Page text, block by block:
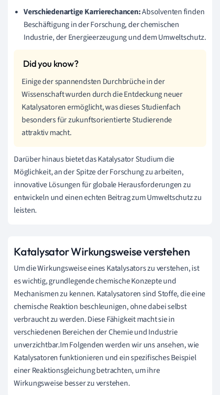
Verschiedenartige Karrierechancen:Absolventen finden
Beschäftigung in der Forschung, der chemischen
Industrie, der Energieerzeugung und dem Umweltschutz.
Einige der spannendsten Durchbrüche in der
Wissenschaft wurden durch die Entdeckung neuer
Katalysatoren ermöglicht, was dieses Studienfach
besonders für zukunftsorientierte Studierende
attraktiv macht.
Darüber hinaus bietet das Katalysator Studium die
Möglichkeit, an der Spitze der Forschung zu arbeiten,
innovative Lösungen für globale Herausforderungen zu
entwickeln und einen echten Beitrag zum Umweltschutz zu
leisten.
Katalysator Wirkungsweise verstehen
Um die Wirkungsweise eines Katalysators zu verstehen, ist
es wichtig, grundlegende chemische Konzepte und
Mechanismen zu kennen. Katalysatoren sind Stoffe, die eine
chemische Reaktion beschleunigen, ohne dabei selbst
verbraucht zu werden. Diese Fähigkeit macht sie in
verschiedenen Bereichen der Chemie und Industrie
unverzichtbar.Im Folgenden werden wir uns ansehen, wie
Katalysatoren funktionieren und ein spezifisches Beispiel
einer Reaktionsgleichung betrachten, um ihre
Wirkungsweise besser zu verstehen.